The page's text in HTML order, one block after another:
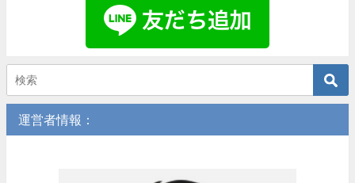
運営者情報：